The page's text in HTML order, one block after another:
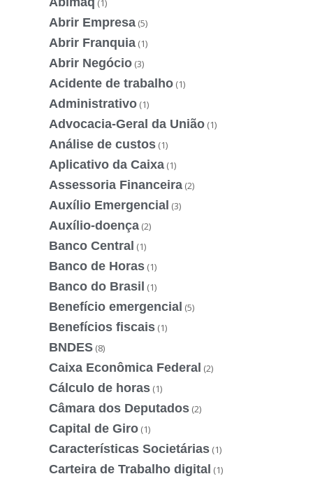
(1)
Abrir Empresa (5)
Abrir Franquia (1)
Abrir Negócio (3)
Acidente de trabalho (1)
Administrativo (1)
Advocacia-Geral da União (1)
Análise de custos (1)
Aplicativo da Caixa (1)
Assessoria Financeira (2)
Auxílio Emergencial (3)
Auxílio-doença (2)
Banco Central (1)
Banco de Horas (1)
Banco do Brasil (1)
Benefício emergencial (5)
Benefícios fiscais (1)
BNDES (8)
Caixa Econômica Federal (2)
Cálculo de horas (1)
Câmara dos Deputados (2)
Capital de Giro (1)
Características Societárias (1)
Carteira de Trabalho digital (1)